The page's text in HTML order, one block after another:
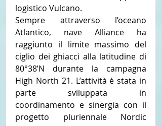
logistico Vulcano.
Sempre attraverso l’oceano
Atlantico, nave Alliance ha
raggiunto il limite massimo del
ciglio dei ghiacci alla latitudine di
80°38’N durante la campagna
High North 21. L’attività è stata in
parte sviluppata in
coordinamento e sinergia con il
progetto pluriennale Nordic